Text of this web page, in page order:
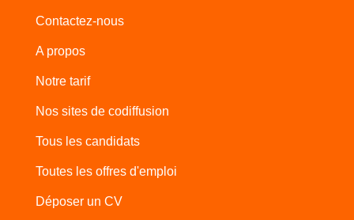
Contactez-nous
A propos
Notre tarif
Nos sites de codiffusion
Tous les candidats
Toutes les offres d'emploi
Déposer un CV